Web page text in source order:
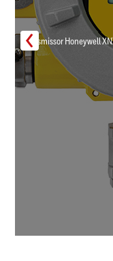
Transmissor Honeywell